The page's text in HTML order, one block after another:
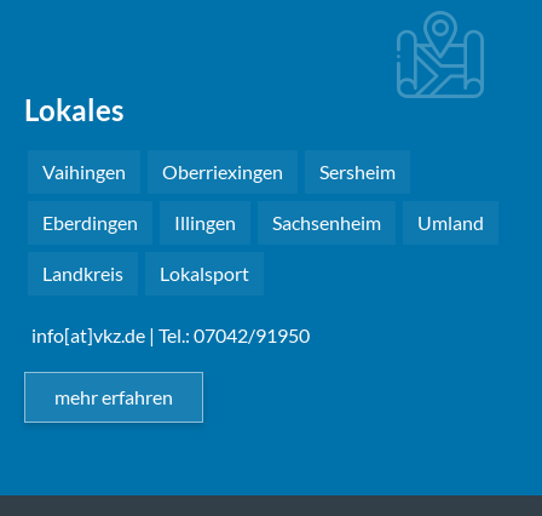
Lokales
Vaihingen Oberriexingen Sersheim
Eberdingen Illingen Sachsenheim Umland
Landkreis Lokalsport
info[at]vkz.de | Tel.: 07042/91950
mehr erfahren